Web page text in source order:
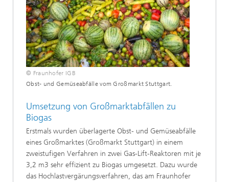
© Fraunhofer IGB
Obst- und Gemüseabfälle vom Großmarkt Stuttgart.
Umsetzung von Großmarktabfällen zu
Biogas
Erstmals wurden überlagerte Obst- und Gemüseabfälle
eines Großmarktes (Großmarkt Stuttgart) in einem
zweistufigen Verfahren in zwei Gas-Lift-Reaktoren mit je
3,2 m3 sehr effizient zu Biogas umgesetzt. Dazu wurde
das Hochlastvergärungsverfahren, das am Fraunhofer